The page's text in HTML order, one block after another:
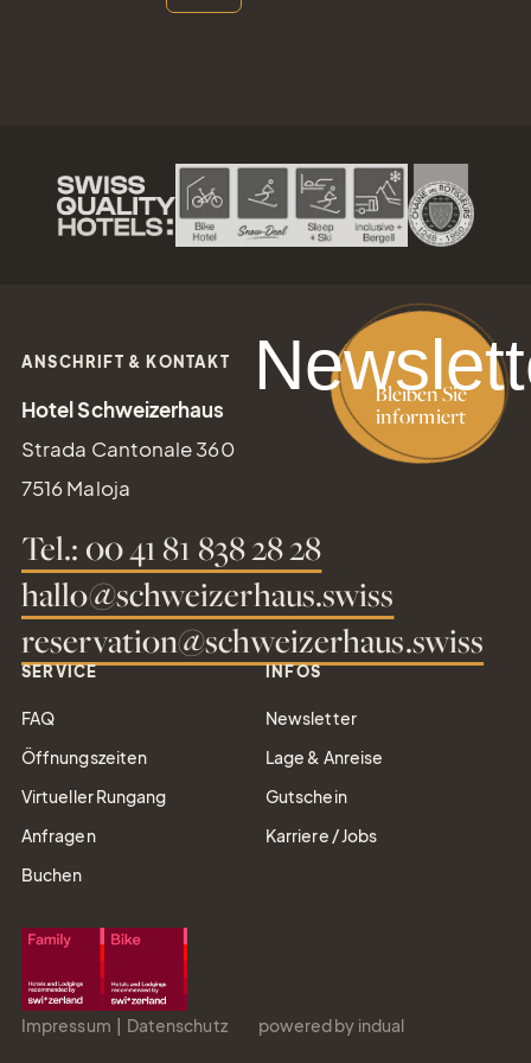
reservation@schweizerhaus.swiss
Bleiben Sie
informiert
ANSCHRIFT & KONTAKT
Hotel Schweizerhaus
Strada Cantonale 360
7516 Maloja
Tel.: 00 41 81 838 28 28
hallo@schweizerhaus.swiss
reservation@schweizerhaus.swiss
SERVICE
FAQ
Öffnungszeiten
Virtueller Rungang
Anfragen
Buchen
INFOS
Newsletter
Lage & Anreise
Gutschein
Karriere / Jobs
Impressum Datenschutz powered by indual